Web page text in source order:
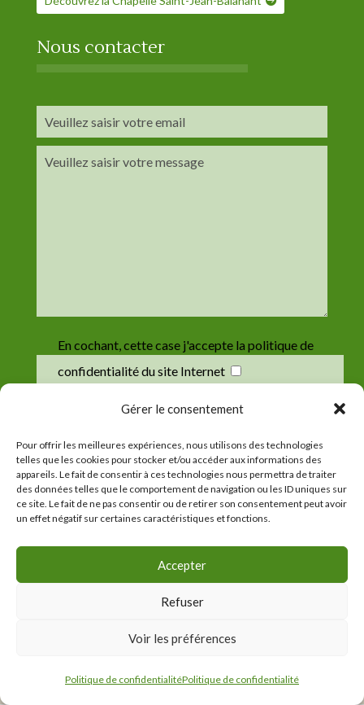
Gérer le consentement
Pour offrir les meilleures expériences, nous utilisons des technologies
telles que les cookies pour stocker et/ou accéder aux informations des
appareils. Le fait de consentir à ces technologies nous permettra de traiter
des données telles que le comportement de navigation ou les ID uniques sur
ce site. Le fait de ne pas consentir ou de retirer son consentement peut avoir
un effet négatif sur certaines caractéristiques et fonctions.
Accepter
Refuser
Voir les préférences
Politique de confidentialitéPolitique de confidentialité
Nous contacter
En cochant, cette case j'accepte la politique de
confidentialité du site Internet
Chapelle Saint-Jaoua⁃Mentions légales